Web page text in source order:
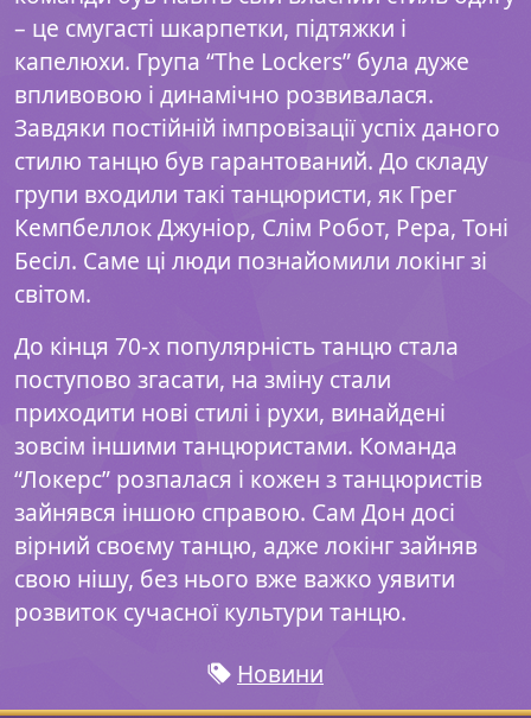
– це смугасті шкарпетки, підтяжки і
капелюхи. Група “The Lockers” була дуже
впливовою і динамічно розвивалася.
Завдяки постійній імпровізації успіх даного
стилю танцю був гарантований. До складу
групи входили такі танцюристи, як Грег
Кемпбеллок Джуніор, Слім Робот, Рера, Тоні
Бесіл. Саме ці люди познайомили локінг зі
світом.
До кінця 70-х популярність танцю стала
поступово згасати, на зміну стали
приходити нові стилі і рухи, винайдені
зовсім іншими танцюристами. Команда
“Локерс” розпалася і кожен з танцюристів
зайнявся іншою справою. Сам Дон досі
вірний своєму танцю, адже локінг зайняв
свою нішу, без нього вже важко уявити
розвиток сучасної культури танцю.
Новини